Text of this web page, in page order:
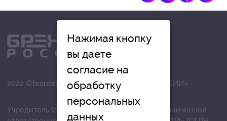
2022 ©brandrussia.online | СИ «БРЕНДЫ РОССИИ»
Учредитель (соучредители): Общество с ограниченной
Нажимая кнопку
вы даете
согласие на
обработку
персональных
данных